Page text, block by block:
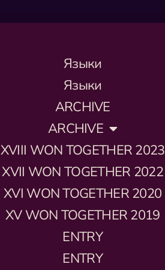
Языки
Языки
ARCHIVE
ARCHIVE
XVIII WON TOGETHER 2023
XVII WON TOGETHER 2022
XVI WON TOGETHER 2020
XV WON TOGETHER 2019
ENTRY
ENTRY